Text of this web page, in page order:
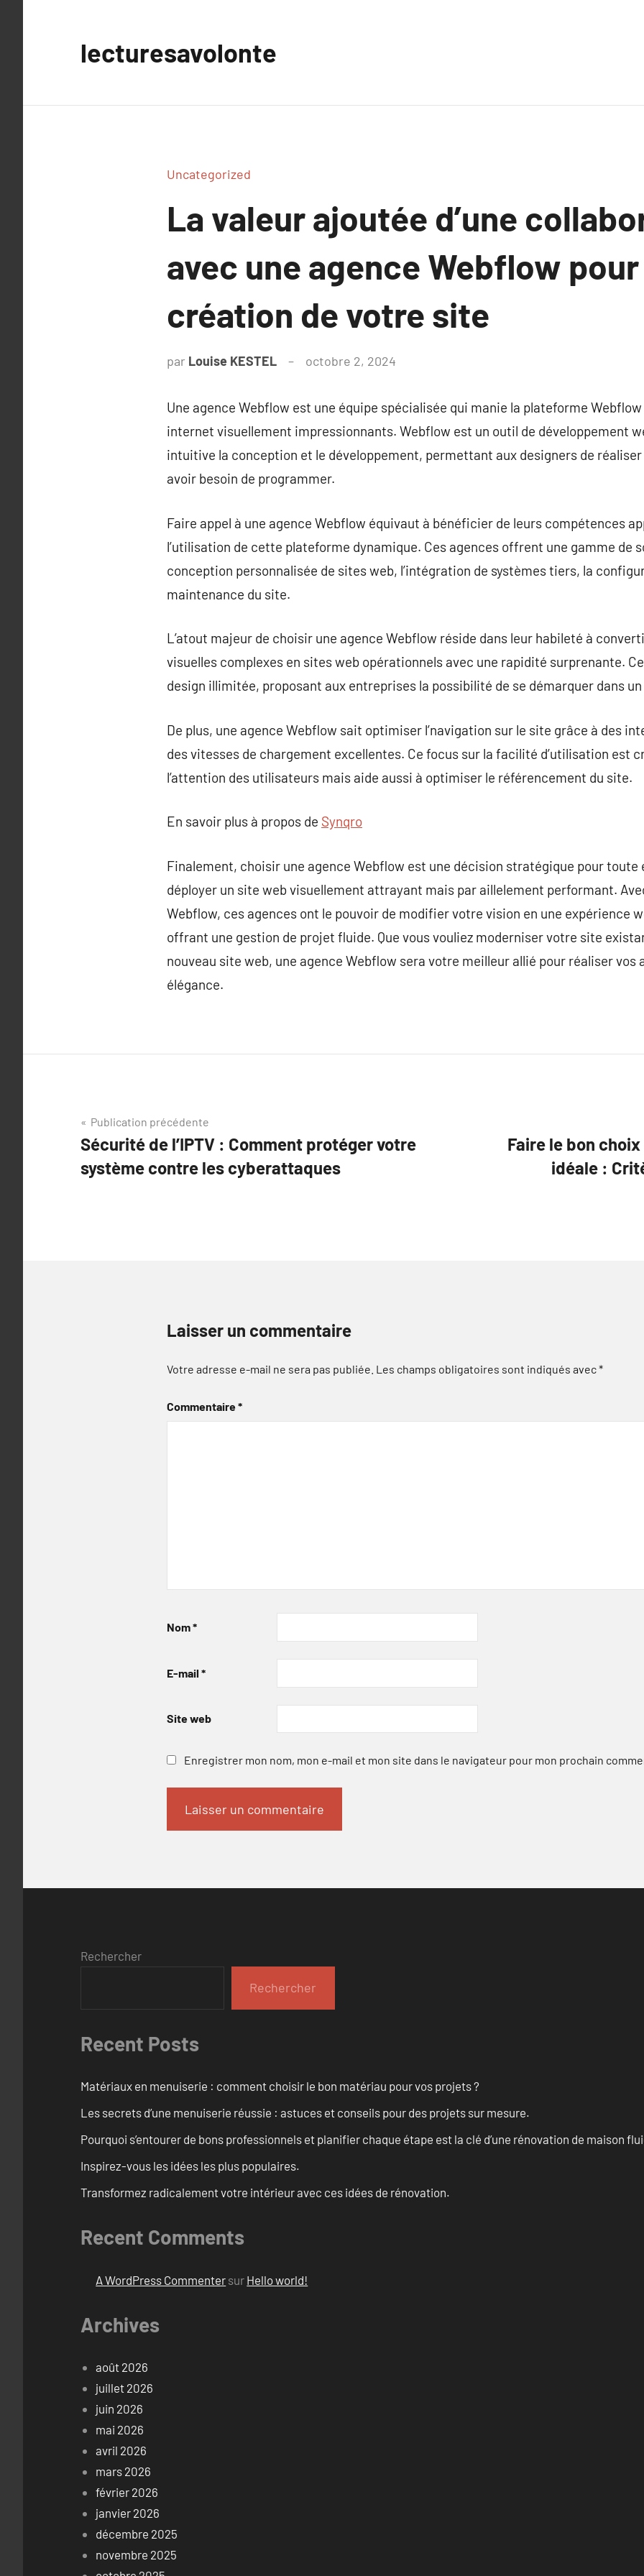
lecturesavolonte
Uncategorized
La valeur ajoutée d’une
avec une agence Webflow
création de votre site
par Louise KESTEL octobre 2, 2024
Une agence Webflow est une équipe spécialisée qui manie la plateforme
internet visuellement impressionnants. Webflow est un outil de développement
intuitive la conception et le développement, permettant aux designers de
avoir besoin de programmer.
Faire appel à une agence Webflow équivaut à bénéficier de leurs compétences
l’utilisation de cette plateforme dynamique. Ces agences offrent une gamme de
conception personnalisée de sites web, l’intégration de systèmes tiers, la
maintenance du site.
L’atout majeur de choisir une agence Webflow réside dans leur habileté à
visuelles complexes en sites web opérationnels avec une rapidité surprenante.
design illimitée, proposant aux entreprises la possibilité de se démarquer dans
De plus, une agence Webflow sait optimiser l’navigation sur le site grâce à des
des vitesses de chargement excellentes. Ce focus sur la facilité d’utilisation est
l’attention des utilisateurs mais aide aussi à optimiser le référencement du site.
En savoir plus à propos de Synqro
Finalement, choisir une agence Webflow est une décision stratégique pour
déployer un site web visuellement attrayant mais par aillelement performant.
Webflow, ces agences ont le pouvoir de modifier votre vision en une expérience
offrant une gestion de projet fluide. Que vous vouliez moderniser votre site
nouveau site web, une agence Webflow sera votre meilleur allié pour réaliser vos
élégance.
Navigation
de
l’article
Publication précédente
Sécurité de l’IPTV : Comment protéger votre
système contre les cyberattaques
Faire le bon
idéale :
Laisser un commentaire
Votre adresse e-mail ne sera pas publiée. Les champs obligatoires sont indiqués avec*
Commentaire*
Nom*
E-mail *
Site web
Enregistrer mon nom, mon e-mail et mon site dans le navigateur pour mon prochain
Rechercher
Rechercher
Recent Posts
Matériaux en menuiserie : comment choisir le bon matériau pour vos projets ?
Les secrets d’une menuiserie réussie : astuces et conseils pour des projets sur mesure.
Pourquoi s’entourer de bons professionnels et planifier chaque étape est la clé d’une rénovation de maison
Inspirez-vous les idées les plus populaires.
Transformez radicalement votre intérieur avec ces idées de rénovation.
Recent Comments
A WordPress Commenter sur Hello world!
Archives
août 2026
juillet 2026
juin 2026
mai 2026
avril 2026
mars 2026
février 2026
janvier 2026
décembre 2025
novembre 2025